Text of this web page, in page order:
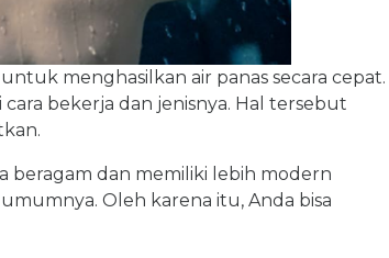
menghasilkan air panas secara cepat.
bekerja dan jenisnya. Hal tersebut
beragam dan memiliki lebih modern
Oleh karena itu, Anda bisa